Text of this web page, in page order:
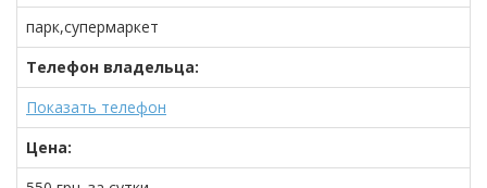
парк,супермаркет
Телефон владельца:
Показать телефон
Цена: